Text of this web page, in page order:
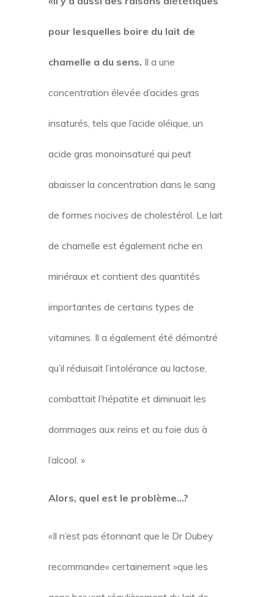
pour lesquelles boire du lait de
chamelle a du sens. Il a une
concentration élevée d’acides gras
insaturés, tels que l’acide oléique, un
acide gras monoinsaturé qui peut
abaisser la concentration dans le sang
de formes nocives de cholestérol. Le lait
de chamelle est également riche en
minéraux et contient des quantités
importantes de certains types de
vitamines. Il a également été démontré
qu’il réduisait l’intolérance au lactose,
combattait l’hépatite et diminuait les
dommages aux reins et au foie dus à
l’alcool. »
Alors, quel est le problème…?
«Il n’est pas étonnant que le Dr Dubey
recommande« certainement »que les